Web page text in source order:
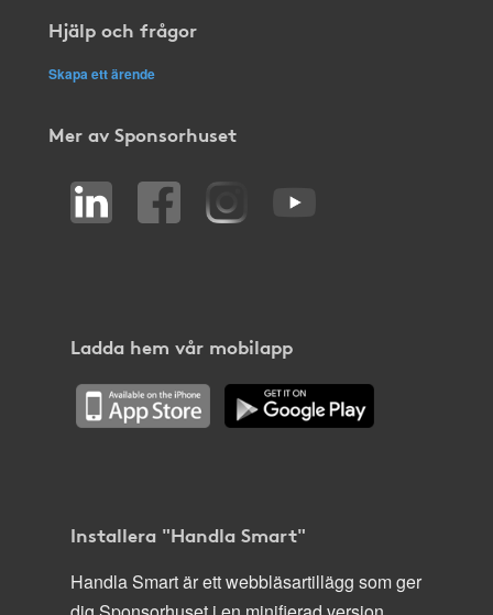
Hjälp och frågor
Skapa ett ärende
Mer av Sponsorhuset
Ladda hem vår mobilapp
Installera "Handla Smart"
Handla Smart är ett webbläsartillägg som ger